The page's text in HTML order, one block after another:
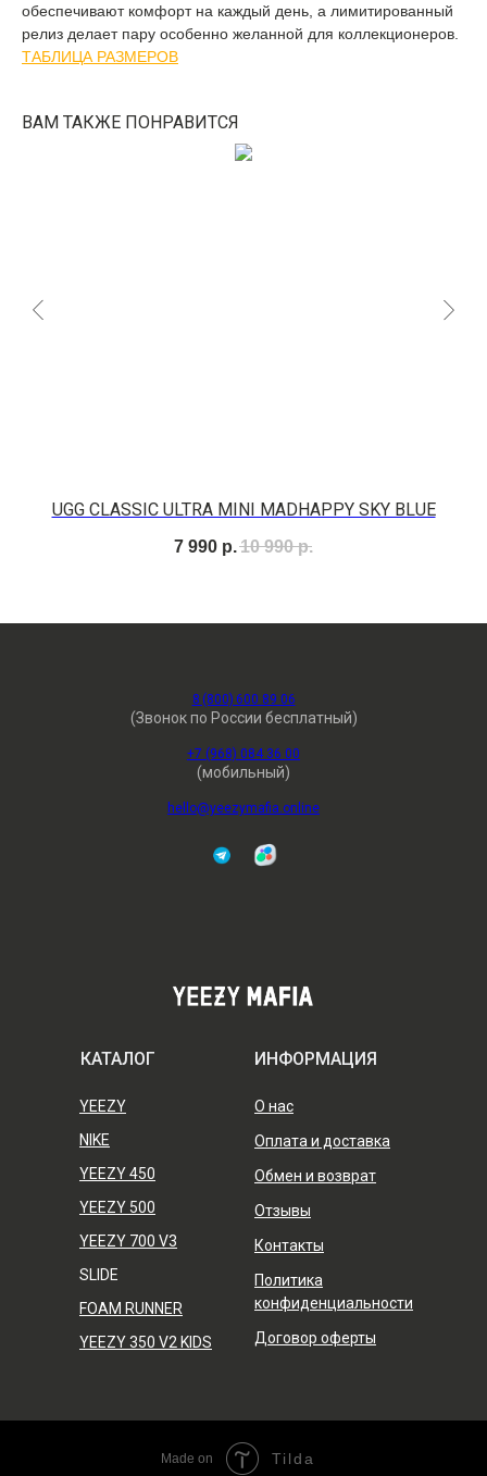
обеспечивают комфорт на каждый день, а лимитированный
релиз делает пару особенно желанной для коллекционеров.
ТАБЛИЦА РАЗМЕРОВ
ВАМ ТАКЖЕ ПОНРАВИТСЯ
UGG CLASSIC ULTRA MINI MADHAPPY SKY BLUE
7 990 р.10 990 р.
8 (800) 600 89 06
(Звонок по России бесплатный)
+7 (968) 084 36 00
(мобильный)
hello@yeezymafia.online
КАТАЛОГ ИНФОРМАЦИЯ
YEEZY
YEEZY 500
SLIDE
YEEZY 700 V3
О нас
Оплата и доставка
Отзывы
Контакты
Политика
конфиденциальности
Договор оферты
YEEZY 350 V2 KIDS
FOAM RUNNER
Обмен и возврат
NIKE
YEEZY 450
Made on Tilda